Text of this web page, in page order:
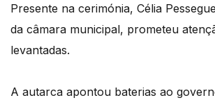
Presente na cerimónia, Célia
da câmara municipal, prometeu
levantadas.
A autarca apontou baterias ao